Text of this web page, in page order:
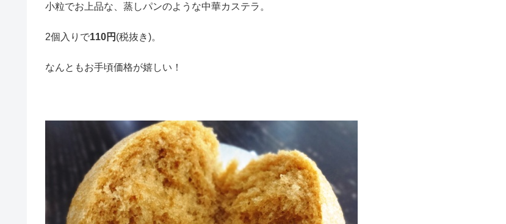
小粒でお上品な、蒸しパンのような中華カステラ。
2個入りで110円 (税抜き)。
なんともお手頃価格が嬉しい！